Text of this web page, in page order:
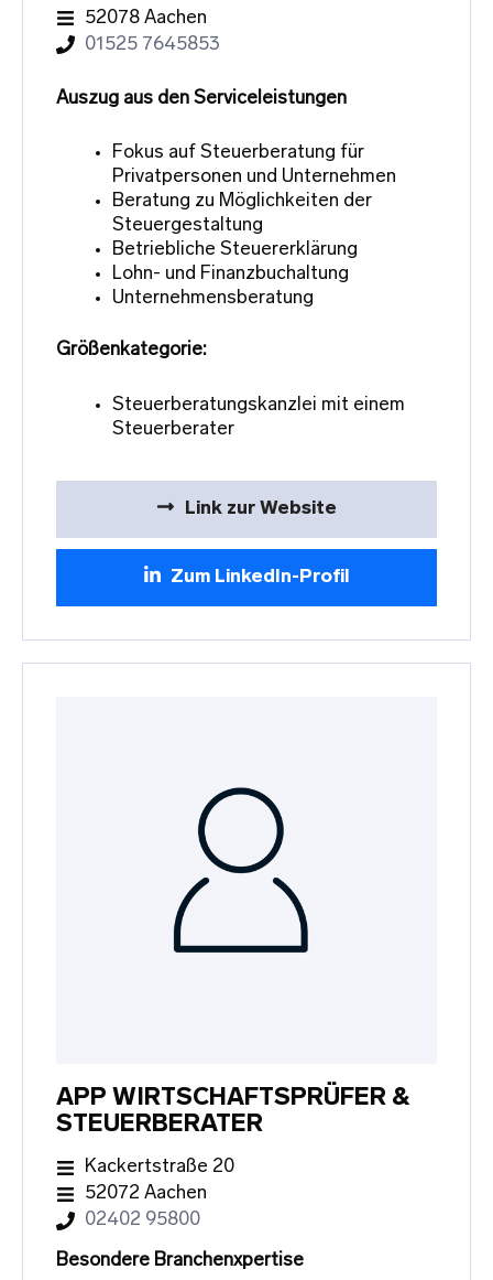
52078 Aachen
01525 7645853
Auszug aus den Serviceleistungen
Fokus auf Steuerberatung für
Privatpersonen und Unternehmen
Beratung zu Möglichkeiten der
Steuergestaltung
Betriebliche Steuererklärung
Lohn- und Finanzbuchaltung
Unternehmensberatung
Größenkategorie:
Steuerberatungskanzlei mit einem
Steuerberater
Link zur Website
Zum LinkedIn-Profil
APP WIRTSCHAFTSPRÜFER &
STEUERBERATER
Kackertstraße 20
52072 Aachen
02402 95800
Besondere Branchenxpertise